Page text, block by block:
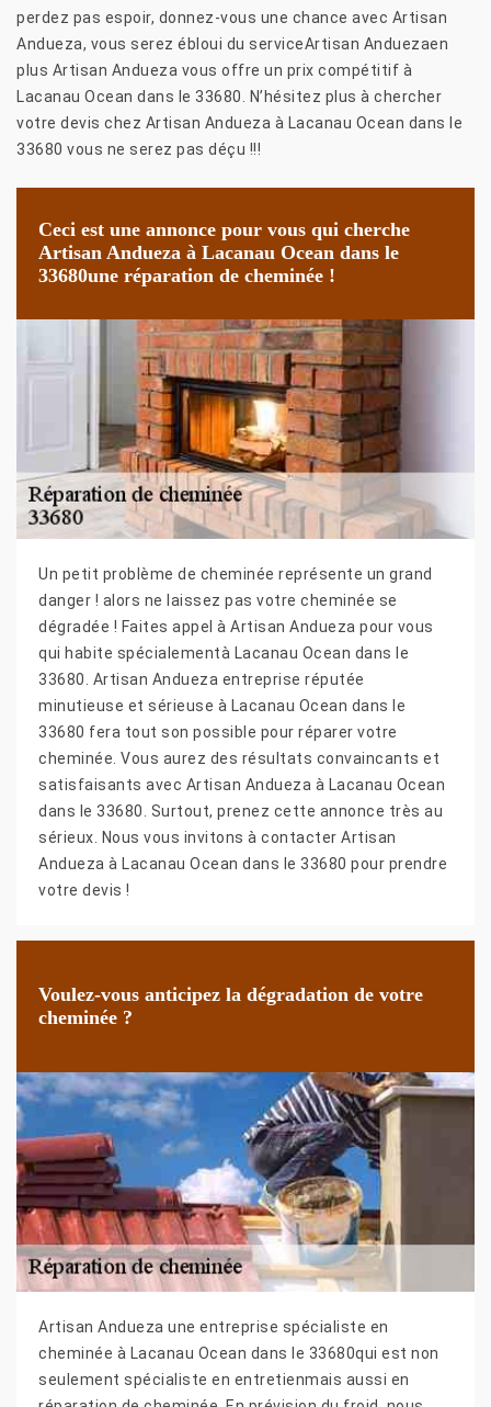
perdez pas espoir, donnez-vous une chance avec Artisan
Andueza, vous serez ébloui du serviceArtisan Anduezaen
plus Artisan Andueza vous offre un prix compétitif à
Lacanau Ocean dans le 33680. N’hésitez plus à chercher
votre devis chez Artisan Andueza à Lacanau Ocean dans le
33680 vous ne serez pas déçu !!!
Ceci est une annonce pour vous qui cherche
Artisan Andueza à Lacanau Ocean dans le
33680une réparation de cheminée !
Un petit problème de cheminée représente un grand
danger ! alors ne laissez pas votre cheminée se
dégradée ! Faites appel à Artisan Andueza pour vous
qui habite spécialementà Lacanau Ocean dans le
33680. Artisan Andueza entreprise réputée
minutieuse et sérieuse à Lacanau Ocean dans le
33680 fera tout son possible pour réparer votre
cheminée. Vous aurez des résultats convaincants et
satisfaisants avec Artisan Andueza à Lacanau Ocean
dans le 33680. Surtout, prenez cette annonce très au
sérieux. Nous vous invitons à contacter Artisan
Andueza à Lacanau Ocean dans le 33680 pour prendre
votre devis !
Voulez-vous anticipez la dégradation de votre
cheminée ?
Artisan Andueza une entreprise spécialiste en
cheminée à Lacanau Ocean dans le 33680qui est non
seulement spécialiste en entretienmais aussi en